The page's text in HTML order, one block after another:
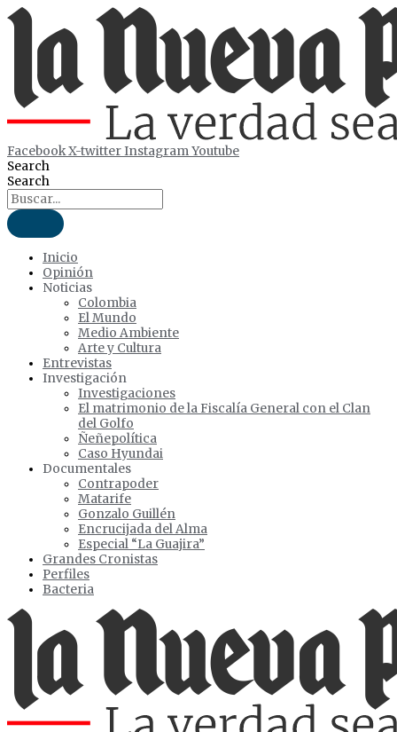
al
contenido
FacebookX-twitterInstagramYoutube
Search
Search
Inicio
Opinión
Noticias
Colombia
El Mundo
Medio Ambiente
Arte y Cultura
Entrevistas
Investigación
Investigaciones
El matrimonio de la Fiscalía General con el Clan
del Golfo
Ñeñepolítica
Caso Hyundai
Documentales
Contrapoder
Matarife
Gonzalo Guillén
Encrucijada del Alma
Especial “La Guajira”
Grandes Cronistas
Perfiles
Bacteria